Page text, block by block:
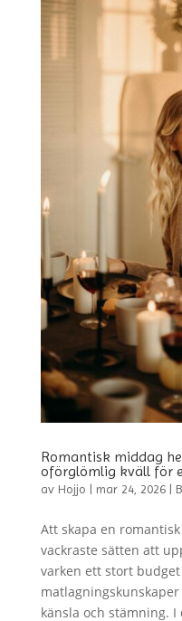
Romantisk middag
oförglömlig kväll för
av Hojjo | mar 24, 2026|
Att skapa en
vackraste sätten att
varken ett stort
känsla och stämning.